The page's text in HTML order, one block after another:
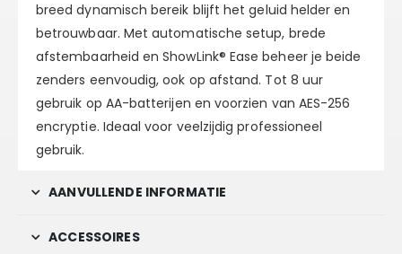
breed dynamisch bereik blijft het geluid helder en
betrouwbaar. Met automatische setup, brede
afstembaarheid en ShowLink® Ease beheer je beide
zenders eenvoudig, ook op afstand. Tot 8 uur
gebruik op AA-batterijen en voorzien van AES-256
encryptie. Ideaal voor veelzijdig professioneel
gebruik.
AANVULLENDE INFORMATIE
ACCESSOIRES